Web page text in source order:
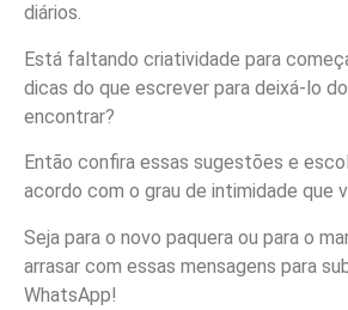
diários.
Está faltando criatividade para
dicas do que escrever para deixá-lo
encontrar?
Então confira essas sugestões e
acordo com o grau de intimidade que
Seja para o novo paquera ou para o
arrasar com essas mensagens para
WhatsApp!